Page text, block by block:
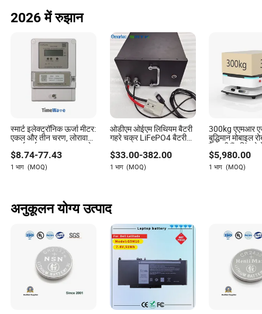
2026 में रुझान
स्मार्ट इलेक्ट्रॉनिक ऊर्जा मीटर:
एकल और तीन चरण, लोरावान
/ वाईफाई / 4G / RS485 के
साथ प्रीपेड बिजली रिमोट
कंट्रोल और एएमआई / एएमआर
समाधान
$8.74-77.43
1 भाग (MOQ)
ओडीएम ओईएम लिथियम बैटरी
गहरे चक्र LiFePO4 बैटरी
72V 20ah 30ah 50ah
70ah 80ah 100ah रोबोट
बैटरी एजीवी एएमआर बाहरी
$33.00-382.00
1 भाग (MOQ)
300kg एएमआर
बुद्धिमान मोबाइल
फैक्ट्री हैंडलिंग
रोबोट
$5,980.00
1 भाग (MOQ)
अनुकूलन योग्य उत्पाद